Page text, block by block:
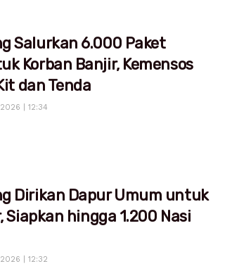
Salurkan 6.000 Paket
Korban Banjir, Kemensos
dan Tenda
| 12:34
Dirikan Dapur Umum untuk
Siapkan hingga 1.200 Nasi
| 12:32